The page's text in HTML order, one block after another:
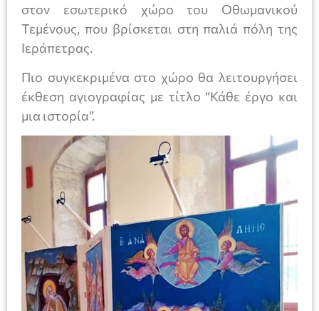
στον εσωτερικό χώρο του Οθωμανικού
Τεμένους, που βρίσκεται στη παλιά πόλη της
Ιεράπετρας.
Πιο συγκεκριμένα στο χώρο θα λειτουργήσει
έκθεση αγιογραφίας με τίτλο “Κάθε έργο και
μια ιστορία”.